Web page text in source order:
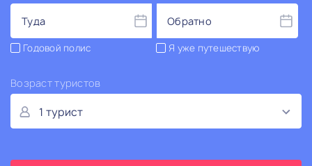
Туда Обратно
Годовой полис Я уже путешествую
Возраст туристов
1 турист